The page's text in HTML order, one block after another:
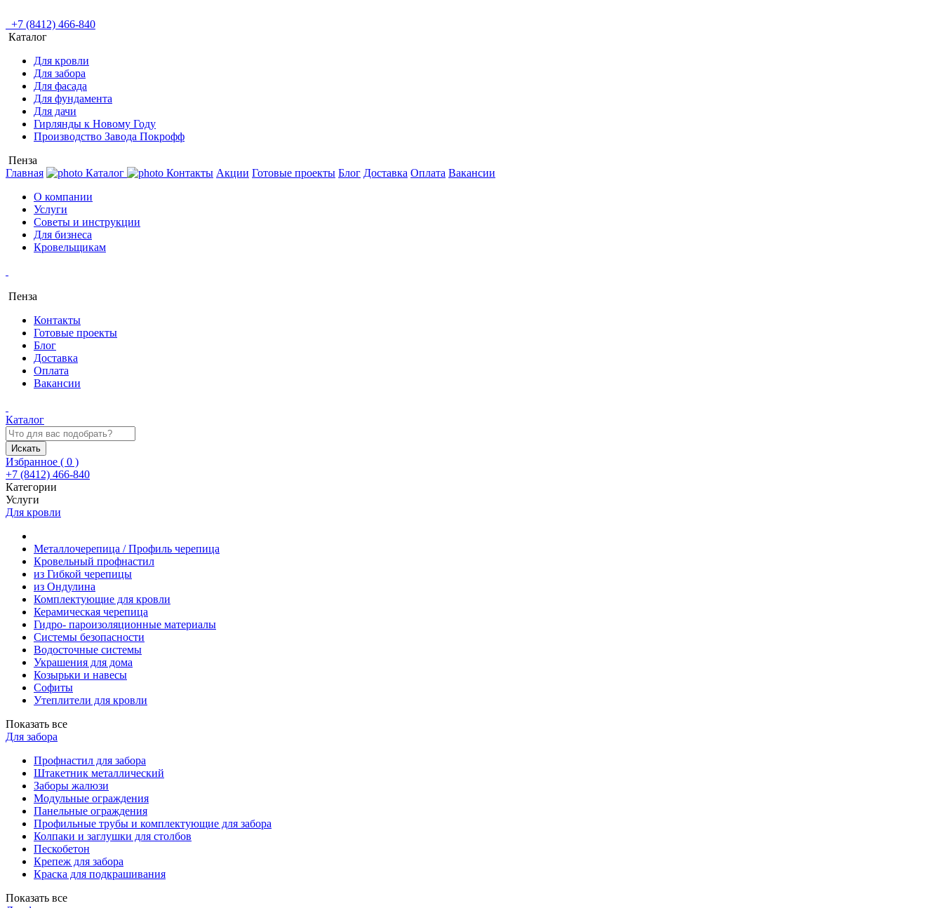
+7 (8412) 466-840
Каталог
Для кровли
Для забора
Для фасада
Для фундамента
Для дачи
Гирлянды к Новому Году
Производство Завода Покрофф
Пенза
Главная
Каталог Контакты Акции Готовые проекты Блог Доставка Оплата Вакансии
О компании
Услуги
Советы и инструкции
Для бизнеса
Кровельщикам
Пенза
Контакты
Готовые проекты
Блог
Доставка
Оплата
Вакансии
Каталог
Искать
Избранное ( 0 )
+7 (8412) 466-840
Категории
Услуги
Для кровли
Металлочерепица / Профиль черепица
Кровельный профнастил
из Гибкой черепицы
из Ондулина
Комплектующие для кровли
Керамическая черепица
Гидро- пароизоляционные материалы
Системы безопасности
Водосточные системы
Украшения для дома
Козырьки и навесы
Софиты
Утеплители для кровли
Показать все
Для забора
Профнастил для забора
Штакетник металлический
Заборы жалюзи
Модульные ограждения
Панельные ограждения
Профильные трубы и комплектующие для забора
Колпаки и заглушки для столбов
Пескобетон
Крепеж для забора
Краска для подкрашивания
Показать все